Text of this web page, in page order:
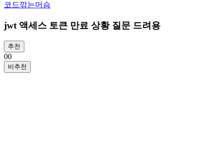
코드깎는머슴
jwt 액세스 토큰 만료 상황 질문 드려용
추천
00
비추천